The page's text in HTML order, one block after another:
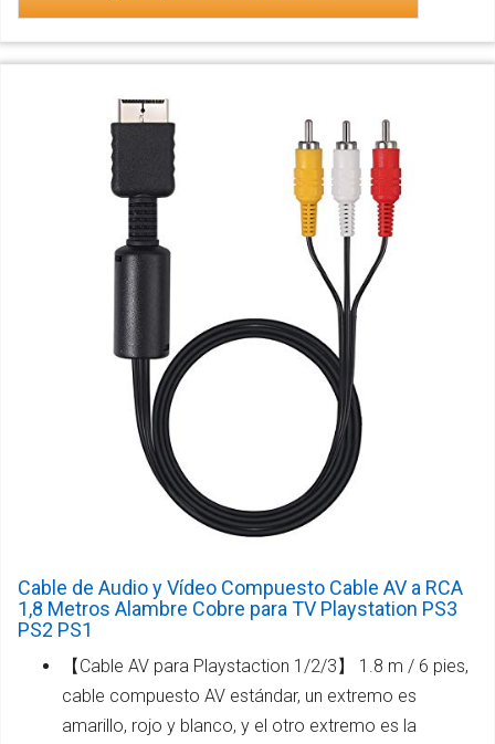
Cable de Audio y Vídeo Compuesto Cable AV a RCA
1,8 Metros Alambre Cobre para TV Playstation PS3
PS2 PS1
【Cable AV para Playstaction 1/2/3】 1.8 m / 6 pies,
cable compuesto AV estándar, un extremo es
amarillo, rojo y blanco, y el otro extremo es la